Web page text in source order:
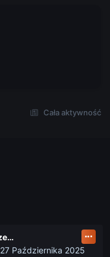
Cała aktywność
Zlot LUZOWNI - Czerwiec 2026
27 Października 2025